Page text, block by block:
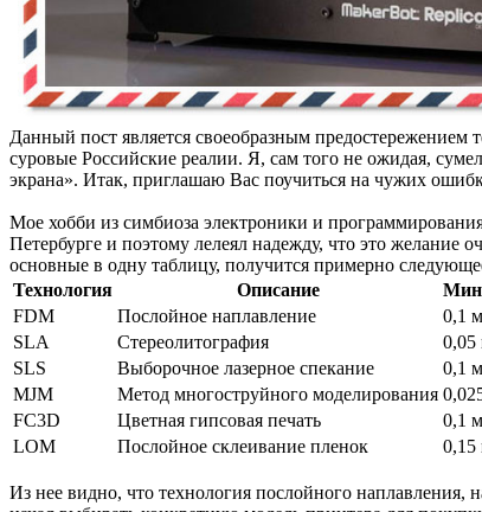
Данный пост является своеобразным предостережением
суровые Российские реалии. Я, сам того не ожидая,
экрана». Итак, приглашаю Вас поучиться на чужих
Мое хобби из симбиоза электроники и
Петербурге и поэтому лелеял надежду, что это желание
основные в одну таблицу, получится примерно
Технология
Описание
FDM
Послойное наплавление 0,1
SLA
Стереолитография
SLS
Выборочное лазерное спекание 0,1
MJM
Метод многоструйного моделирования
FC3D
Цветная гипсовая печать 0,1
LOM
Послойное склеивание пленок
Из нее видно, что технология послойного наплавления,